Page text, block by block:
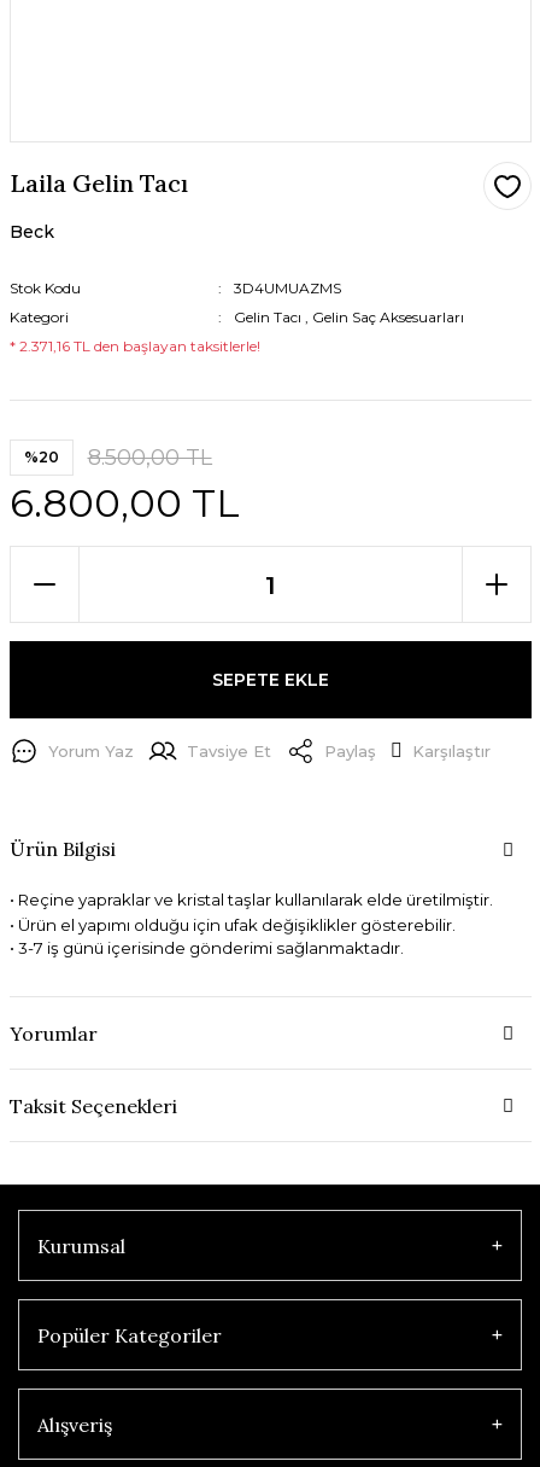
Laila Gelin Tacı
Beck
Stok Kodu
3D4UMUAZMS
Kategori
Gelin Tacı , Gelin Saç Aksesuarları
* 2.371,16 TL den başlayan taksitlerle!
%20 8.500,00 TL
6.800,00 TL
SEPETE EKLE
Yorum Yaz Tavsiye Et Paylaş Karşılaştır
Ürün Bilgisi
• Reçine yapraklar ve kristal taşlar kullanılarak elde üretilmiştir.
• Ürün el yapımı olduğu için ufak değişiklikler gösterebilir.
• 3-7 iş günü içerisinde gönderimi sağlanmaktadır.
Yorumlar
Taksit Seçenekleri
Kurumsal
Popüler Kategoriler
Alışveriş